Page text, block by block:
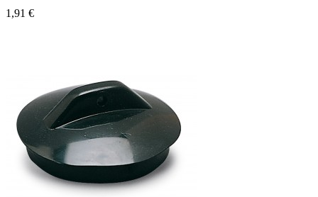
1,91 €